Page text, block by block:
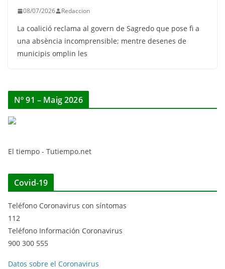
08/07/2026 Redaccion
La coalició reclama al govern de Sagredo que pose fi a
una absència incomprensible; mentre desenes de
municipis omplin les
Nº 91 – Maig 2026
El tiempo - Tutiempo.net
Covid-19
Teléfono Coronavirus con síntomas
112
Teléfono Información Coronavirus
900 300 555
Datos sobre el Coronavirus